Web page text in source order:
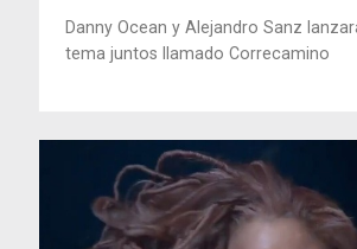
Danny Ocean y Alejandro Sanz
tema juntos llamado Correcamino